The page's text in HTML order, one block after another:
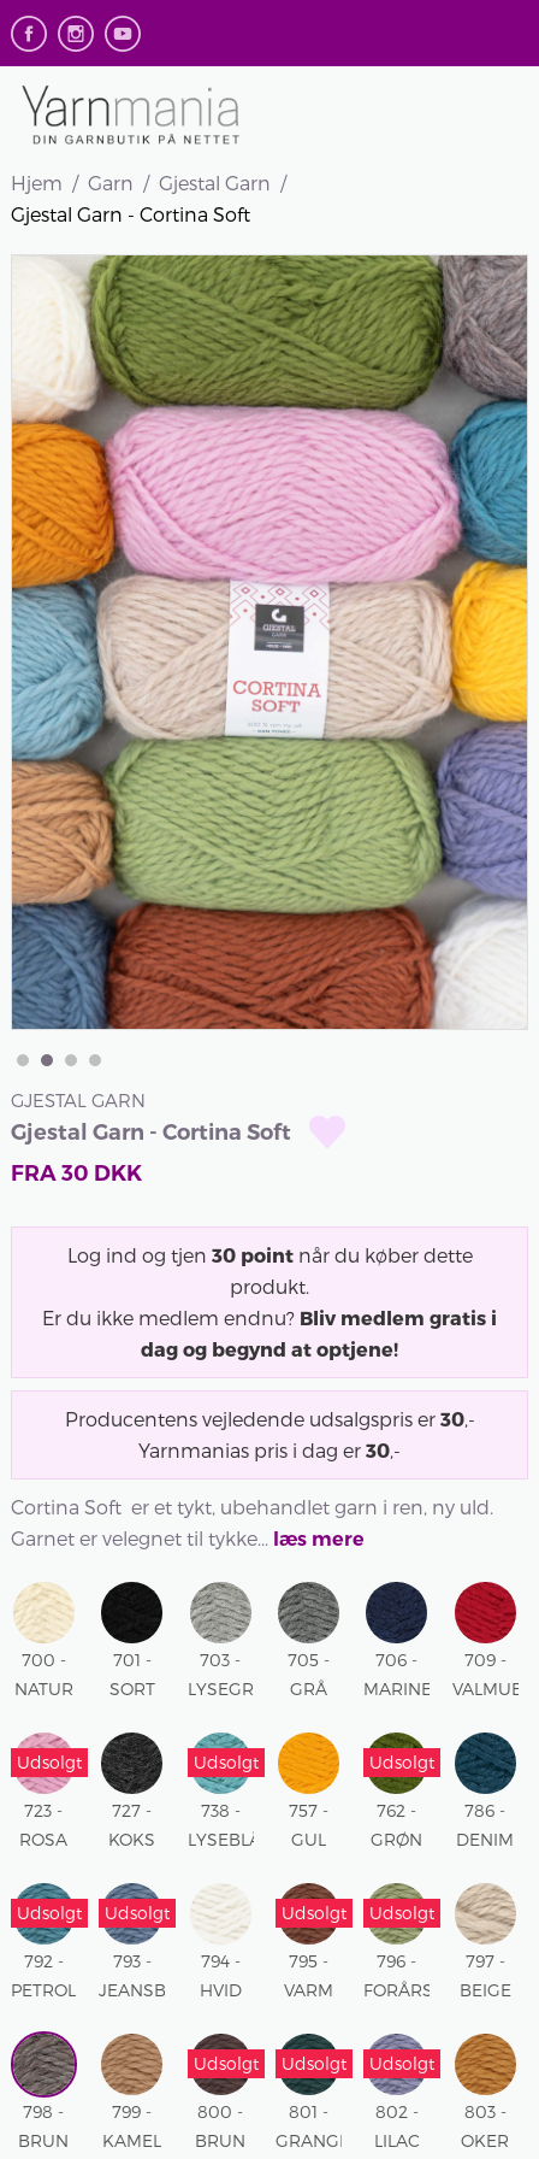
Hjem Garn
Gjestal Garn
Gjestal Garn - Cortina Soft
GJESTAL GARN
Gjestal Garn - Cortina Soft
FRA30 DKK
Log ind og tjen 30 pointnår du køber dette
produkt.
Er du ikke medlem endnu? Bliv medlem gratis i
dag og begynd at optjene!
Producentens vejledende udsalgspris er 30,-
Yarnmanias pris i dag er 30,-
Cortina Soft er et tykt, ubehandlet garn i ren, ny uld.
Garnet er velegnet til tykke... læs mere
700 -
NATUR
701 -
SORT
703 -
LYSEGRÅ
705 -
GRÅ
706 -
MARINE
709 -
VALMUE
Udsolgt
723 -
ROSA
727 -
KOKS
Udsolgt
738 -
LYSEBLÅ
757 -
GUL
Udsolgt
762 -
GRØN
786 -
DENIM
Udsolgt
792 -
PETROL
Udsolgt
793 -
JEANSBLÅ
794 -
HVID
Udsolgt
795 -
VARM
Udsolgt
796 -
FORÅRSGRØN
797 -
BEIGE
798 -
BRUN
799 -
KAMEL
Udsolgt
800 -
BRUN
Udsolgt
801 -
GRANGRØN
Udsolgt
802 -
LILAC
803 -
OKER